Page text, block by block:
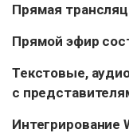
Прямая
Прямой эфир
Текстовые,
с
Интегрирование